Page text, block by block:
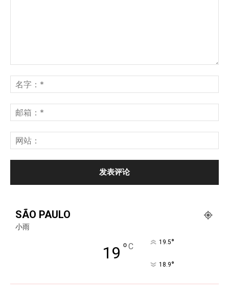
SÃO PAULO
小雨
19 °C 19.5°
18.9°